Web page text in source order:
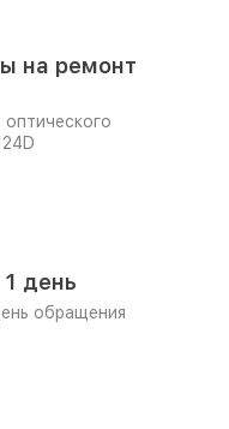
на ремонт
день
обращения